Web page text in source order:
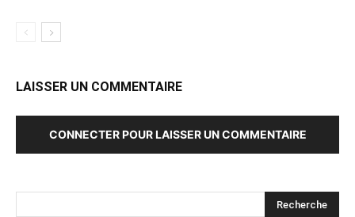
LAISSER UN COMMENTAIRE
CONNECTER POUR LAISSER UN COMMENTAIRE